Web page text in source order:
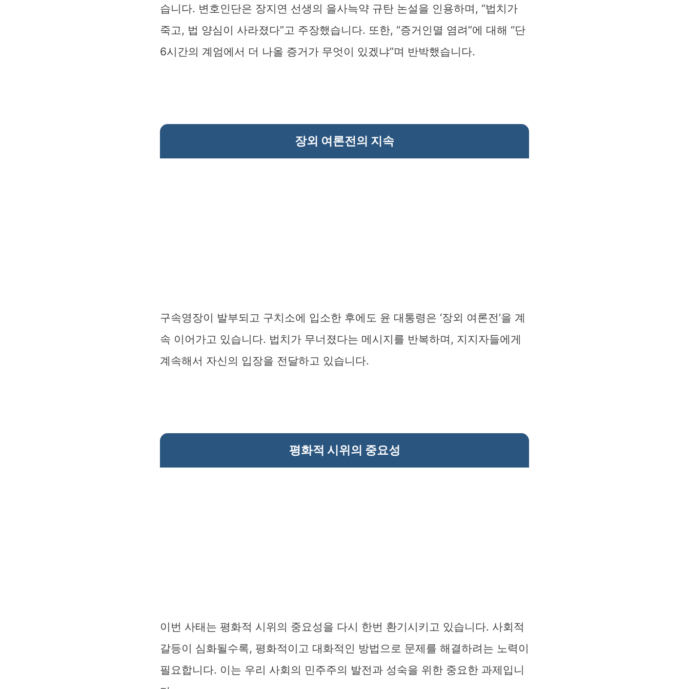
습니다. 변호인단은 장지연 선생의 을사늑약 규탄 논설을 인용하며, “법치가
죽고, 법 양심이 사라졌다”고 주장했습니다. 또한, “증거인멸 염려”에 대해 “단
6시간의 계엄에서 더 나올 증거가 무엇이 있겠냐”며 반박했습니다.
장외 여론전의 지속
구속영장이 발부되고 구치소에 입소한 후에도 윤 대통령은 ‘장외 여론전’을 계
속 이어가고 있습니다. 법치가 무너졌다는 메시지를 반복하며, 지지자들에게
계속해서 자신의 입장을 전달하고 있습니다.
평화적 시위의 중요성
이번 사태는 평화적 시위의 중요성을 다시 한번 환기시키고 있습니다. 사회적
갈등이 심화될수록, 평화적이고 대화적인 방법으로 문제를 해결하려는 노력이
필요합니다. 이는 우리 사회의 민주주의 발전과 성숙을 위한 중요한 과제입니